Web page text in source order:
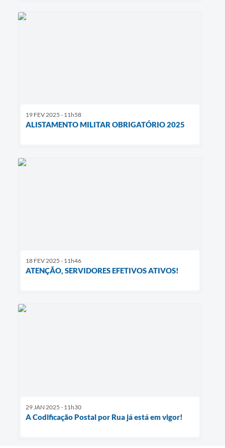
19 FEV 2025 - 11h58
ALISTAMENTO MILITAR OBRIGATÓRIO 2025
18 FEV 2025 - 11h46
ATENÇÃO, SERVIDORES EFETIVOS ATIVOS!
29 JAN 2025 - 11h30
A Codificação Postal por Rua já está em vigor!